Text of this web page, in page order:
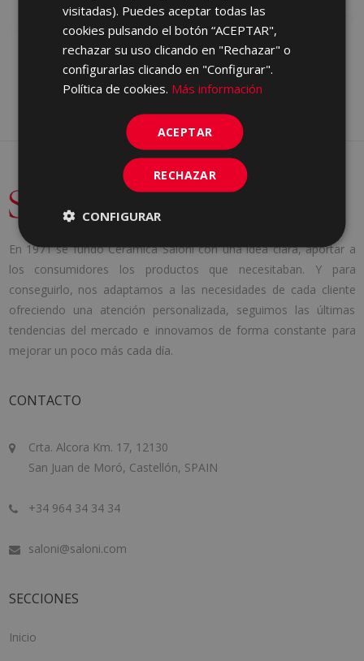
En 1971 se fundó Cerámica Saloni con una idea clara, aportar a
los consumidores los productos que necesitaban. Y para
conseguirlo, nos adaptamos a las necesidades de cada cliente
ofreciendo una atención personalizada, seguimos las últimas
tendencias del mercado e innovamos de forma constante para
mejorar un poco más cada día.
CONTACTO
Crta. Alcora Km. 17, 12130
San Juan de Moró, Castellón, SPAIN
+34 964 34 34 34
saloni@saloni.com
SECCIONES
Inicio
visitadas). Puedes aceptar todas las
cookies pulsando el botón “ACEPTAR",
rechazar su uso clicando en "Rechazar" o
configurarlas clicando en "Configurar".
Política de cookies. Más información
ACEPTAR
RECHAZAR
CONFIGURAR